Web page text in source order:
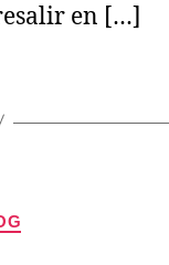
en […]